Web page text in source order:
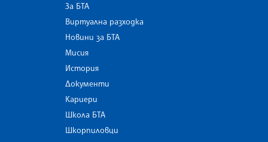
За БТА
Виртуална разходка
Новини за БТА
Мисия
История
Документи
Кариери
Школа БТА
Шкорпиловци